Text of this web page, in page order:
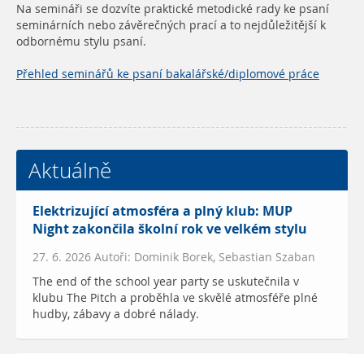
Na semináři se dozvíte praktické metodické rady ke psaní
seminárních nebo závěrečných prací a to nejdůležitější k
odbornému stylu psaní.
Přehled seminářů ke psaní bakalářské/diplomové práce
Aktuálně
Elektrizující atmosféra a plný klub: MUP
Night zakončila školní rok ve velkém stylu
27. 6. 2026 Autoři: Dominik Borek, Sebastian Szaban
The end of the school year party se uskutečnila v
klubu The Pitch a proběhla ve skvělé atmosféře plné
hudby, zábavy a dobré nálady.